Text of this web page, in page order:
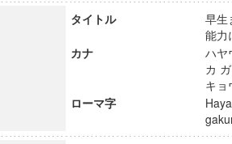
タイトル
早生
能
カナ
ハヤ
カ
キ
ローマ字